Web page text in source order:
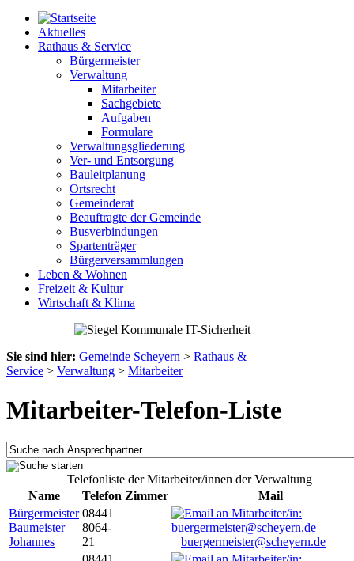
Aktuelles
Rathaus & Service
Bürgermeister
Verwaltung
Mitarbeiter
Sachgebiete
Aufgaben
Formulare
Verwaltungsgliederung
Ver- und Entsorgung
Bauleitplanung
Ortsrecht
Gemeinderat
Beauftragte der Gemeinde
Busverbindungen
Spartenträger
Bürgerversammlungen
Leben & Wohnen
Freizeit & Kultur
Wirtschaft & Klima
Sie sind hier: Gemeinde Scheyern > Rathaus &
Service > Verwaltung > Mitarbeiter
Mitarbeiter-Telefon-Liste
Telefonliste der Mitarbeiter/innen der Verwaltung
Name
Telefon Zimmer
Mail
Bürgermeister
Baumeister
Johannes
08441
8064-
21
buergermeister@scheyern.de